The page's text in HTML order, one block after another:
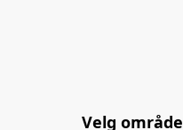
Velg område